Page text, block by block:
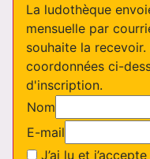
La ludothèque
mensuelle par
souhaite la
coordonnées ci-
d'inscription.
Nom
E-mail
J’ai lu et